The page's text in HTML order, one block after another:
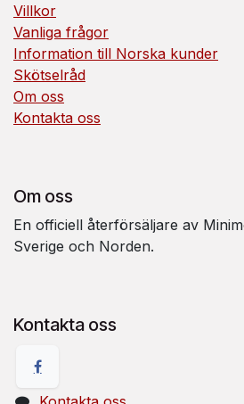
Villkor
Vanliga frågor
Information till Norska kunder
Skötselråd
Om oss
Kontakta oss
Om oss
En officiell återförsäljare av
Sverige och Norden.
Kontakta oss